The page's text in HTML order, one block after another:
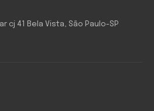
cj 41 Bela Vista, São Paulo-SP